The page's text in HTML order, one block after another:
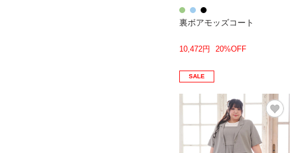
裏ボアモッズコート
10,472円 20%OFF
SALE